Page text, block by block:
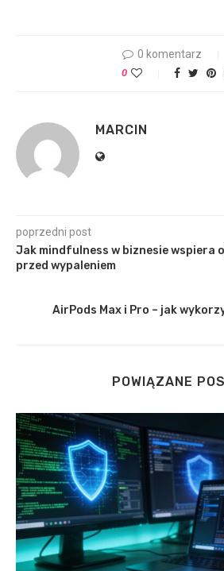
0 komentarz
0
MARCIN
poprzedni post
Jak mindfulness w biznesie wspiera
przed wypaleniem
AirPods Max i Pro – jak
POWIĄZANE